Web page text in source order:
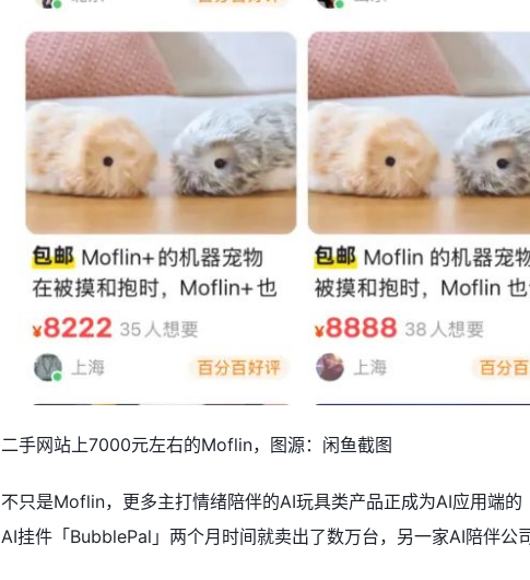
二手网站上7000元左右的Moflin，图源：闲鱼截图
不只是Moflin，更多主打情绪陪伴的AI玩具类产品正成为AI应用端
AI挂件「BubblePal」两个月时间就卖出了数万台，另一家AI陪伴公